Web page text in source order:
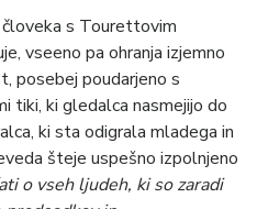
s Tourettovim
vseeno pa ohranja izjemno
posebej poudarjeno s
tiki, ki gledalca nasmejijo do
ki sta odigrala mladega in
šteje uspešno izpolnjeno
o vseh ljudeh, ki so zaradi